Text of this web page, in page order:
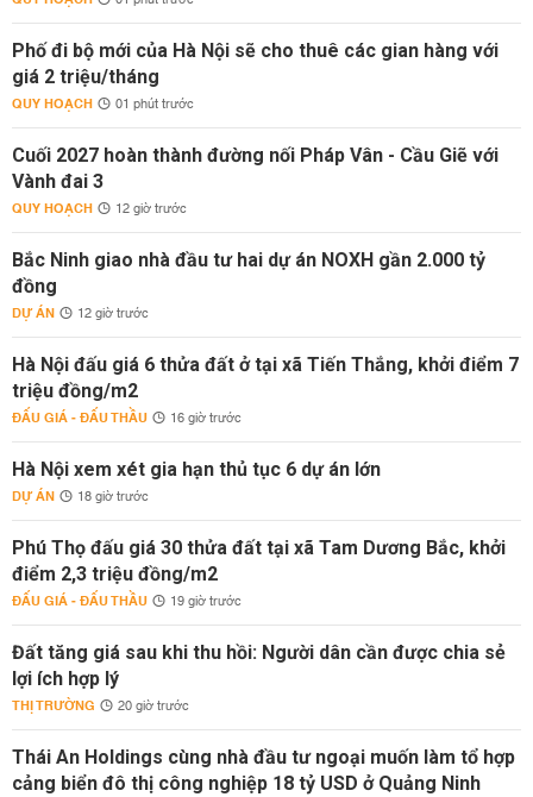
Phố đi bộ mới của Hà Nội sẽ cho thuê các gian hàng với
giá 2 triệu/tháng
QUY HOẠCH 01 phút trước
Cuối 2027 hoàn thành đường nối Pháp Vân - Cầu Giẽ với
Vành đai 3
QUY HOẠCH 12 giờ trước
Bắc Ninh giao nhà đầu tư hai dự án NOXH gần 2.000 tỷ
đồng
DỰ ÁN 12 giờ trước
Hà Nội đấu giá 6 thửa đất ở tại xã Tiến Thắng, khởi điểm 7
triệu đồng/m2
ĐẤU GIÁ - ĐẤU THẦU 16 giờ trước
Hà Nội xem xét gia hạn thủ tục 6 dự án lớn
DỰ ÁN 18 giờ trước
Phú Thọ đấu giá 30 thửa đất tại xã Tam Dương Bắc, khởi
điểm 2,3 triệu đồng/m2
ĐẤU GIÁ - ĐẤU THẦU 19 giờ trước
Đất tăng giá sau khi thu hồi: Người dân cần được chia sẻ
lợi ích hợp lý
THỊ TRƯỜNG 20 giờ trước
Thái An Holdings cùng nhà đầu tư ngoại muốn làm tổ hợp
cảng biển đô thị công nghiệp 18 tỷ USD ở Quảng Ninh